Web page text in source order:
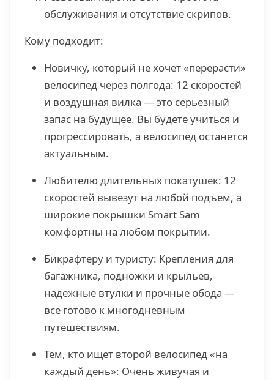
обслуживания и отсутствие скрипов.
Кому подходит:
Новичку, который не хочет «перерасти»
велосипед через полгода: 12 скоростей
и воздушная вилка — это серьезный
запас на будущее. Вы будете учиться и
прогрессировать, а велосипед останется
актуальным.
Любителю длительных покатушек: 12
скоростей вывезут на любой подъем, а
широкие покрышки Smart Sam
комфортны на любом покрытии.
Бикрафтеру и туристу: Крепления для
багажника, подножки и крыльев,
надежные втулки и прочные обода —
все готово к многодневным
путешествиям.
Тем, кто ищет второй велосипед «на
каждый день»: Очень живучая и